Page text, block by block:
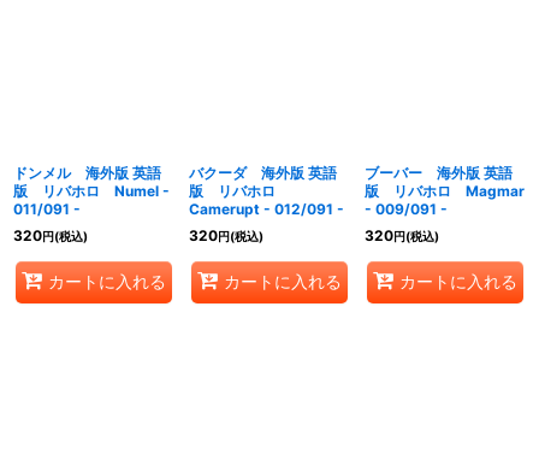
ドンメル 海外版 英語
版 リバホロ Numel -
011/091 -
320円(税込)
カートに入れる
バクーダ 海外版 英語
版 リバホロ
Camerupt - 012/091 -
320円(税込)
カートに入れる
ブーバー 海外版 英語
版 リバホロ Magmar
- 009/091 -
320円(税込)
カートに入れる